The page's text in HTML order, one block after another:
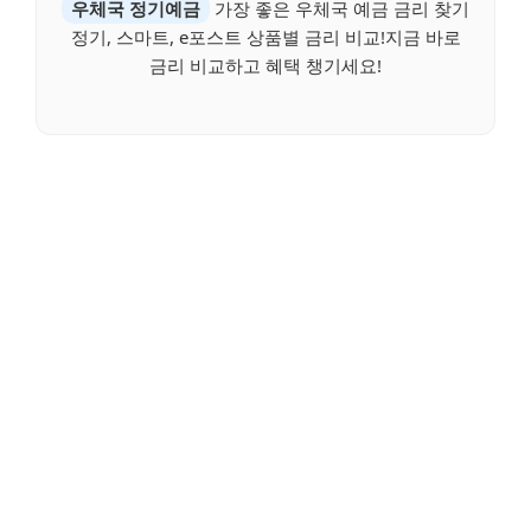
우체국 정기예금
가장 좋은 우체국 예금 금리 찾기
정기, 스마트, e포스트 상품별 금리 비교!지금 바로
금리 비교하고 혜택 챙기세요!